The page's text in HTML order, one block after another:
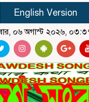
English Version
০৬ অগাস্ট ২০২৬,